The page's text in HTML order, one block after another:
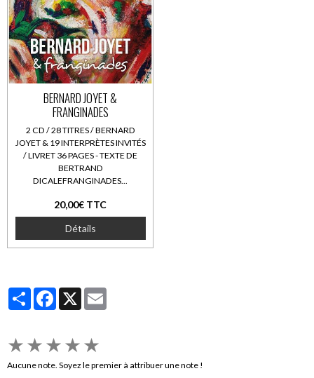
BERNARD JOYET &
FRANGINADES
2 CD / 28 TITRES / BERNARD
JOYET & 19 INTERPRÈTES INVITÉS
/ LIVRET 36 PAGES - TEXTE DE
BERTRAND
DICALEFRANGINADES...
20,00€ TTC
Détails
PartagerFacebook
X
★★★★★
Aucune note. Soyez le premier à attribuer une note !